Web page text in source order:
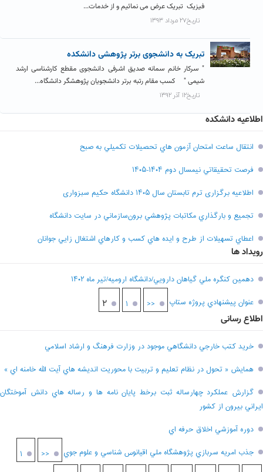
فیزیک تبریک عرض می نمائیم و از خدمات...
تاریخ۲۷ مرداد ۱۳۹۳
تبریک به دانشجوی برتر پژوهشی دانشکده
" سرکار خانم سمانه صدیق اشرفی دانشجوی مقطع کارشناسی ارشد
شیمی " کسب مقام رتبه برتر دانشجویان پژوهشگر دانشگاه...
تاریخ۱۲ آذر ۱۳۹۲
اطلاعیه دانشکده
انتقال ساعت امتحان آزمون هاي تحصيلات تکميلي به صبح
فرصت تحقيقاتي نیمسال دوم ۱۴۰۴-۱۴۰۵
اطلاعیه برگزاری ترم تابستان سال ۱۴۰۵ دانشگاه حکیم سبزواری
تجميع و بارگذاري مکاتبات پژوهشي برون‌سازماني در سايت دانشگاه
اعطاي تسهيلات از طرح و ايده هاي کسب و کارهاي اشتغال زايي جوانان
رویداد ها
دهمين کنگره ملي گياهان دارويي/دانشگاه اروميه/تير ماه ۱۴۰۲
عنوان پيشنهادي پروژه ستاپ
<< ۱ ۲
اطلاع رسانی
خريد کتب خارجي دانشگاهي موجود در وزارت فرهنگ و ارشاد اسلامي
همايش « تحول در نظام تعليم و تربيت با محوريت انديشه هاي آيت الله خامنه اي »
گزارش عملکرد چهارساله ثبت برخط پايان نامه ها و رساله هاي دانش آموختگان
ايراني بيرون از کشور
دوره آموزشي اخلاق حرفه اي
جذب امريه سربازي پژوهشگاه ملي اقيانوس شناسي و علوم جوي
<< ۱